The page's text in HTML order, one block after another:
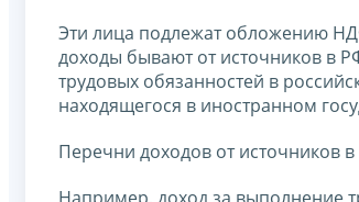
Эти лица подлежат обложению
доходы бывают от источников в
трудовых обязанностей в
находящегося в иностранном
Перечни доходов от источников
Например, доход за выполнение